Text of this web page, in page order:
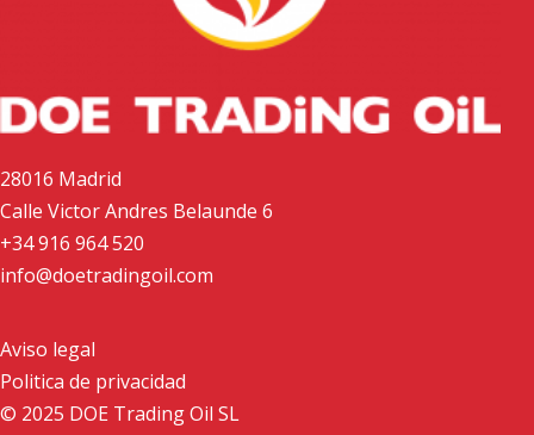
28016 Madrid
Calle Victor Andres Belaunde 6
+34 916 964 520
info@doetradingoil.com
Aviso legal
Politica de privacidad
© 2025 DOE Trading Oil SL